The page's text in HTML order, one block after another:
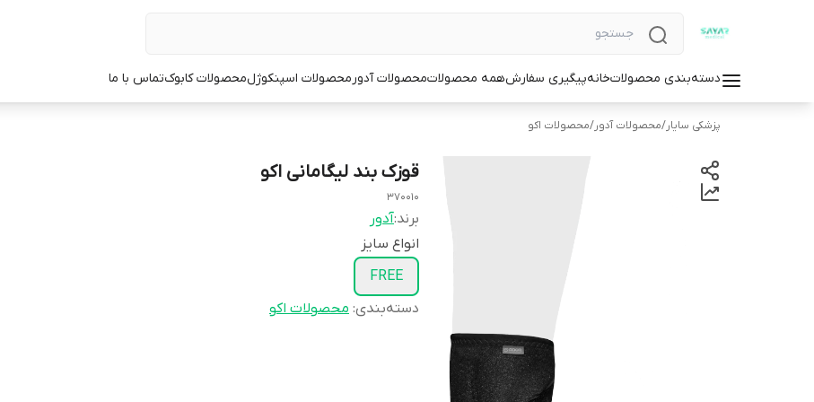
دسته‌بندی محصولاتخانهپیگیری سفارشهمه محصولاتمحصولات آدورمحصولات اسپنکوژلمحصولات کابوکتماس با ما
پزشکی سایار/محصولات آدور/محصولات اکو
قوزک بند لیگامانی اکو
370010
برند:آدور
انواع سایز
FREE
دسته‌بندی: محصولات اکو